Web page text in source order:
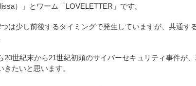
）」とワーム「LOVELETTER」です。
つは少し前後するタイミングで発生していますが、共通す
20世紀末から21世紀初頭のサイバーセキュリティ事件が
きたいと思います。